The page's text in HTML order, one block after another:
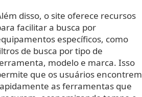
disso, o site oferece recursos
facilitar a busca por
específicos, como
de busca por tipo de
modelo e marca. Isso
que os usuários encontrem
as ferramentas que